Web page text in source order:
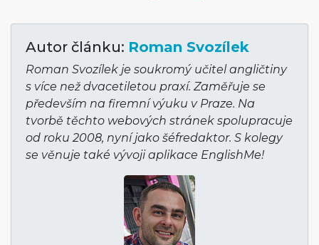
Autor článku: Roman Svozílek
Roman Svozílek je soukromý učitel angličtiny
s více než dvacetiletou praxí. Zaměřuje se
především na firemní výuku v Praze. Na
tvorbě těchto webových stránek spolupracuje
od roku 2008, nyní jako šéfredaktor. S kolegy
se věnuje také vývoji aplikace EnglishMe!